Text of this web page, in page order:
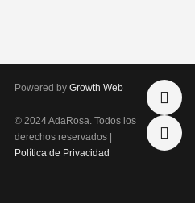
Powered by Growth Web
© 2024 AdaRosa. Todos los
derechos reservados |
Política de Privacidad
n
s
t
a
P
h
o
n
e